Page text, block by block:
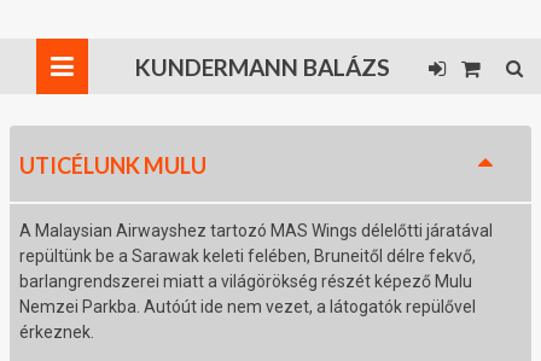
KUNDERMANN BALÁZS
UTICÉLUNK MULU
A Malaysian Airwayshez tartozó MAS Wings délelőtti járatával
repültünk be a Sarawak keleti felében, Bruneitől délre fekvő,
barlangrendszerei miatt a világörökség részét képező Mulu
Nemzei Parkba. Autóút ide nem vezet, a látogatók repülővel
érkeznek.